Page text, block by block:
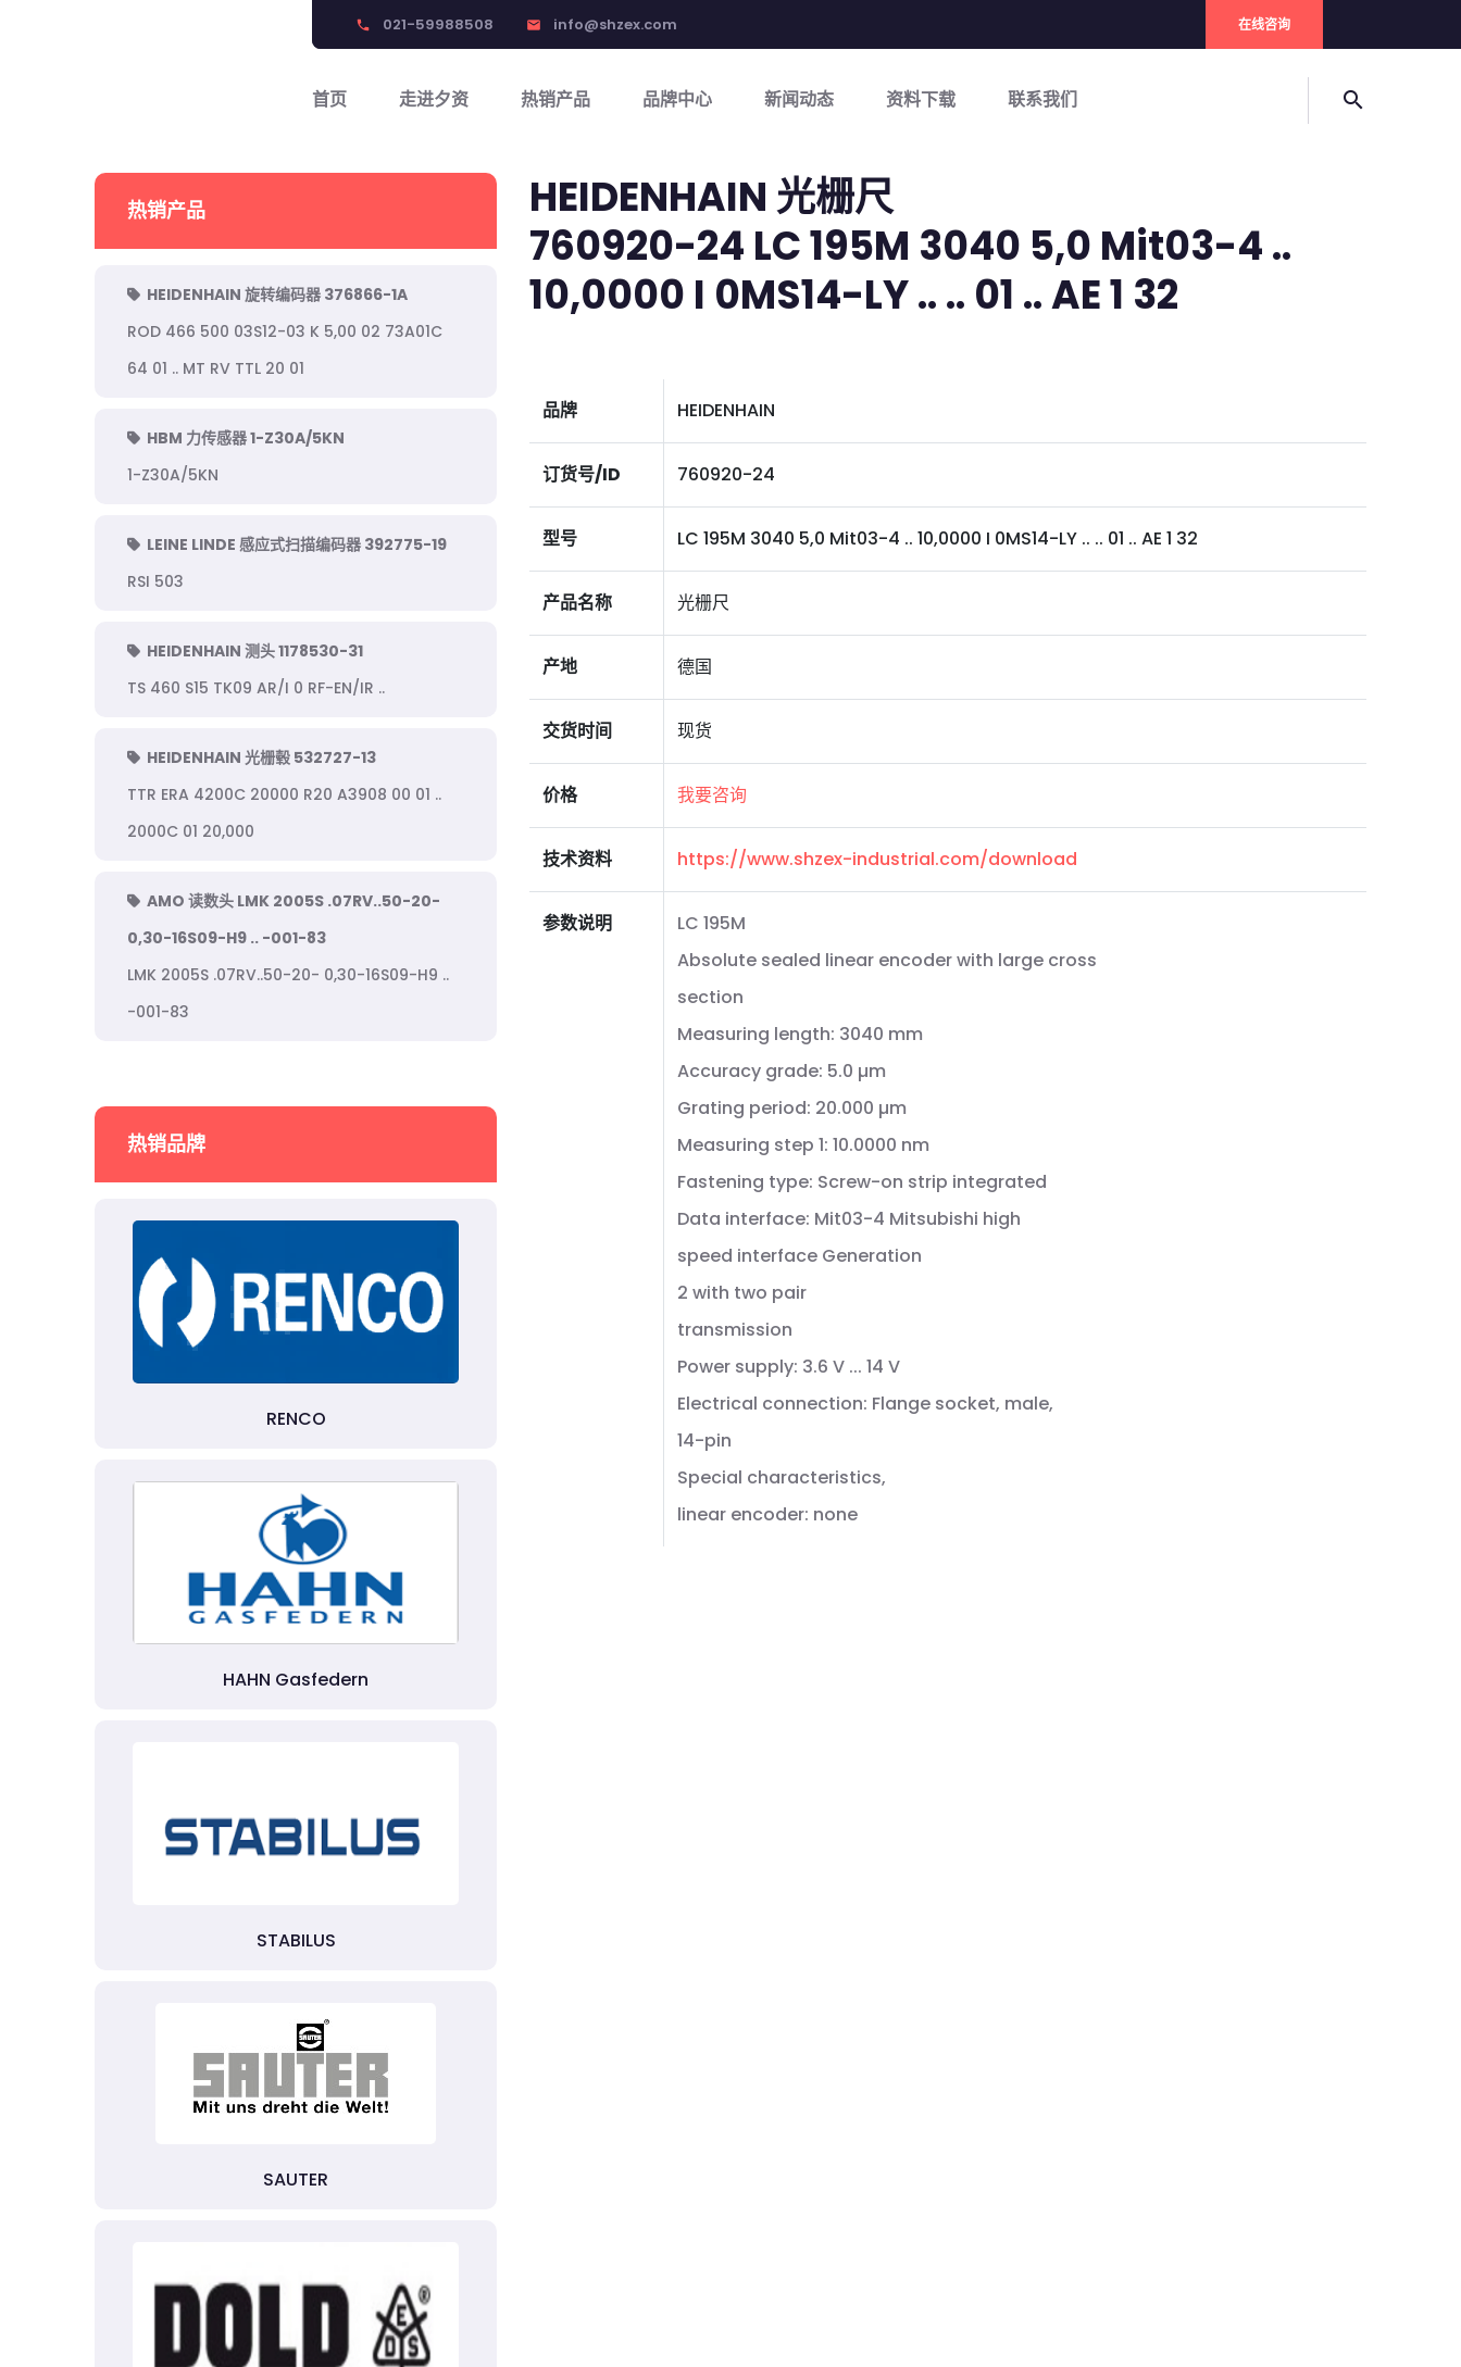
phone 021-59988508 email info@shzex.com 在线咨询
首页 走进夕资 热销产品 品牌中心 新闻动态 资料下载 联系我们 search
热销产品
HEIDENHAIN 旋转编码器 376866-1A
ROD 466 500 03S12-03 K 5,00 02 73A01C
64 01 .. MT RV TTL 20 01
HBM 力传感器 1-Z30A/5KN
1-Z30A/5KN
LEINE LINDE 感应式扫描编码器 392775-19
RSI 503
HEIDENHAIN 测头 1178530-31
TS 460 S15 TK09 AR/I 0 RF-EN/IR ..
HEIDENHAIN 光栅毂 532727-13
TTR ERA 4200C 20000 R20 A3908 00 01 ..
2000C 01 20,000
AMO 读数头 LMK 2005S .07RV..50-20-
0,30-16S09-H9 .. -001-83
LMK 2005S .07RV..50-20- 0,30-16S09-H9 ..
-001-83
热销品牌
RENCO
HAHN Gasfedern
STABILUS
SAUTER
HEIDENHAIN 光栅尺
760920-24 LC 195M 3040 5,0 Mit03-4 ..
10,0000 I 0MS14-LY .. .. 01 .. AE 1 32
品牌 HEIDENHAIN
订货号/ID 760920-24
型号 LC 195M 3040 5,0 Mit03-4 .. 10,0000 I 0MS14-LY .. .. 01 .. AE 1 32
产品名称 光栅尺
产地 德国
交货时间 现货
价格 我要咨询
技术资料 https://www.shzex-industrial.com/download
参数说明
LC 195M
Absolute sealed linear encoder with large cross
section
Measuring length: 3040 mm
Accuracy grade: 5.0 µm
Grating period: 20.000 µm
Measuring step 1: 10.0000 nm
Fastening type: Screw-on strip integrated
Data interface: Mit03-4 Mitsubishi high
speed interface Generation
2 with two pair
transmission
Power supply: 3.6 V ... 14 V
Electrical connection: Flange socket, male,
14-pin
Special characteristics,
linear encoder: none